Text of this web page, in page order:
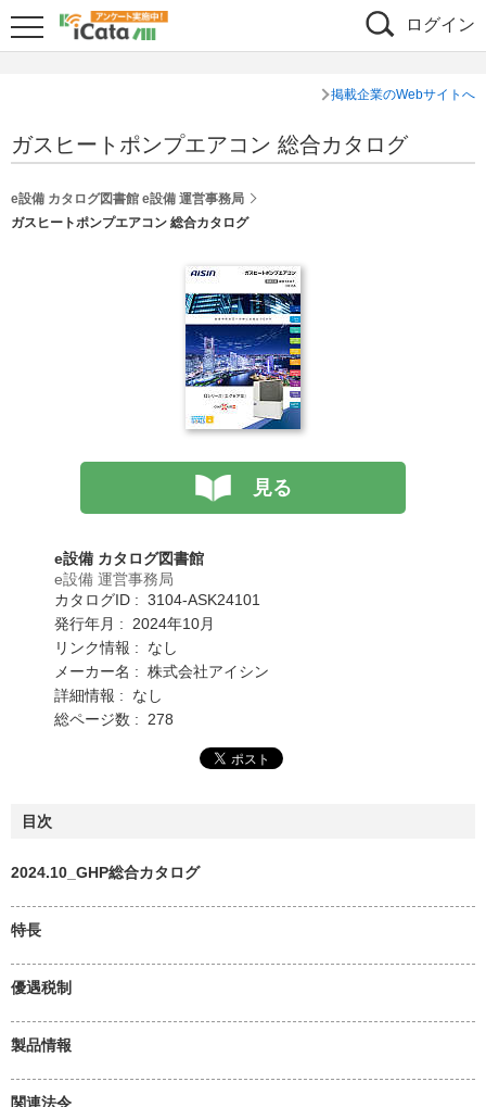
ログイン
掲載企業のWebサイトへ
ガスヒートポンプエアコン 総合カタログ
e設備 カタログ図書館 e設備 運営事務局
ガスヒートポンプエアコン 総合カタログ
見る
e設備 カタログ図書館
e設備 運営事務局
カタログID : 3104-ASK24101
発行年月 : 2024年10月
リンク情報 : なし
メーカー名 : 株式会社アイシン
詳細情報 : なし
総ページ数 : 278
目次
2024.10_GHP総合カタログ
特長
優遇税制
製品情報
関連法令